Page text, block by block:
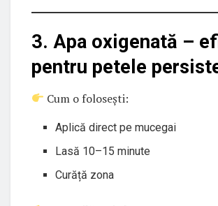
3. Apa oxigenată –
pentru petele
Cum o folosești:
Aplică direct pe mucegai
Lasă 10–15 minute
Curăță zona